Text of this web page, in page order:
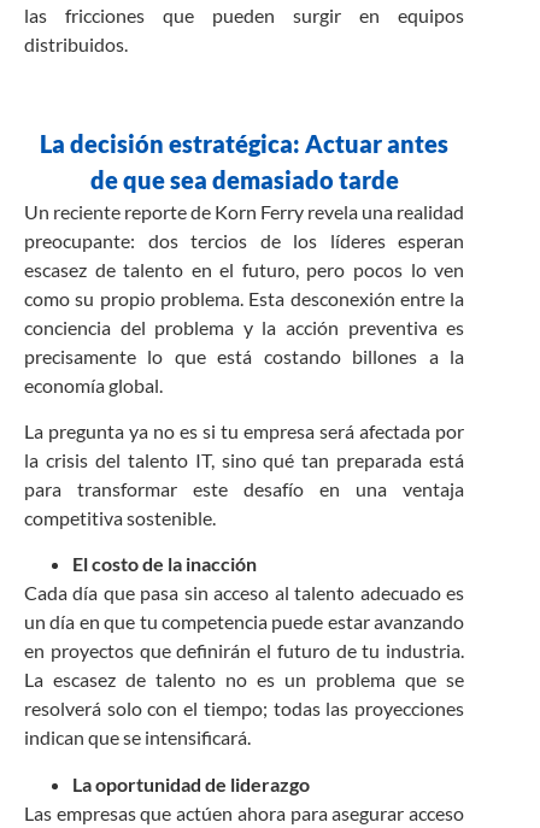
las fricciones que pueden surgir en equipos
distribuidos.
La decisión estratégica: Actuar antes
de que sea demasiado tarde
Un reciente reporte de Korn Ferry revela una realidad
preocupante: dos tercios de los líderes esperan
escasez de talento en el futuro, pero pocos lo ven
como su propio problema. Esta desconexión entre la
conciencia del problema y la acción preventiva es
precisamente lo que está costando billones a la
economía global.
La pregunta ya no es si tu empresa será afectada por
la crisis del talento IT, sino qué tan preparada está
para transformar este desafío en una ventaja
competitiva sostenible.
El costo de la inacción
Cada día que pasa sin acceso al talento adecuado es
un día en que tu competencia puede estar avanzando
en proyectos que definirán el futuro de tu industria.
La escasez de talento no es un problema que se
resolverá solo con el tiempo; todas las proyecciones
indican que se intensificará.
La oportunidad de liderazgo
Las empresas que actúen ahora para asegurar acceso